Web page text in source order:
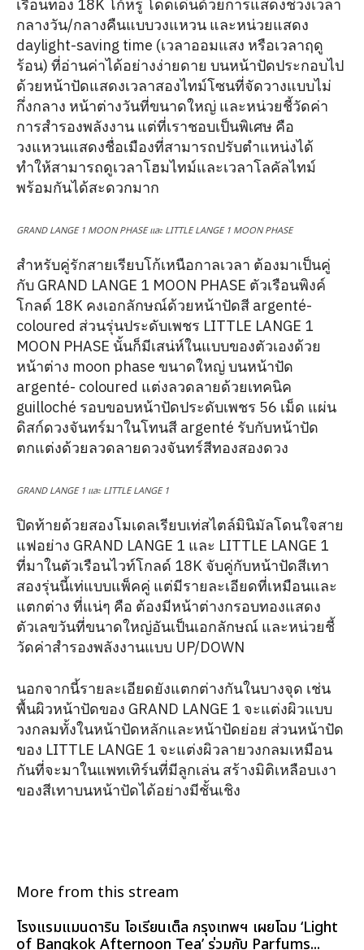
เรือนทอง 18K โก้หรู โดดเด่นด้วยการแสดงช่วงเวลา
กลางวัน/กลางคืนแบบวงแหวน และหน่วยแสดง
daylight-saving time (เวลาออมแสง หรือเวลาฤดู
ร้อน) ที่อ่านค่าได้อย่างง่ายดาย บนหน้าปัดประกอบไป
ด้วยหน้าปัดแสดงเวลาสองไทม์โซนที่จัดวางแบบไม่
กึ่งกลาง หน้าต่างวันที่ขนาดใหญ่ และหน่วยชี้วัดค่า
การสำรองพลังงาน แต่ที่เราชอบเป็นพิเศษ คือ
วงแหวนแสดงชื่อเมืองที่สามารถปรับตำแหน่งได้
ทำให้สามารถดูเวลาโฮมไทม์และเวลาโลคัลไทม์
พร้อมกันได้สะดวกมาก
GRAND LANGE 1 MOON PHASE และ LITTLE LANGE 1 MOON PHASE
สำหรับคู่รักสายเรียบโก้เหนือกาลเวลา ต้องมาเป็นคู่
กับ GRAND LANGE 1 MOON PHASE ตัวเรือนพิงค์
โกลด์ 18K คงเอกลักษณ์ด้วยหน้าปัดสี argenté-
coloured ส่วนรุ่นประดับเพชร LITTLE LANGE 1
MOON PHASE นั้นก็มีเสน่ห์ในแบบของตัวเองด้วย
หน้าต่าง moon phase ขนาดใหญ่ บนหน้าปัด
argenté- coloured แต่งลวดลายด้วยเทคนิค
guilloché รอบขอบหน้าปัดประดับเพชร 56 เม็ด แผ่น
ดิสก์ดวงจันทร์มาในโทนสี argenté รับกับหน้าปัด
ตกแต่งด้วยลวดลายดวงจันทร์สีทองสองดวง
GRAND LANGE 1 และ LITTLE LANGE 1
ปิดท้ายด้วยสองโมเดลเรียบเท่สไตล์มินิมัลโดนใจสาย
แฟอย่าง GRAND LANGE 1 และ LITTLE LANGE 1
ที่มาในตัวเรือนไวท์โกลด์ 18K จับคู่กับหน้าปัดสีเทา
สองรุ่นนี้เท่แบบแพ็คคู่ แต่มีรายละเอียดที่เหมือนและ
แตกต่าง ที่แน่ๆ คือ ต้องมีหน้าต่างกรอบทองแสดง
ตัวเลขวันที่ขนาดใหญ่อันเป็นเอกลักษณ์ และหน่วยชี้
วัดค่าสำรองพลังงานแบบ UP/DOWN
นอกจากนี้รายละเอียดยังแตกต่างกันในบางจุด เช่น
พื้นผิวหน้าปัดของ GRAND LANGE 1 จะแต่งผิวแบบ
วงกลมทั้งในหน้าปัดหลักและหน้าปัดย่อย ส่วนหน้าปัด
ของ LITTLE LANGE 1 จะแต่งผิวลายวงกลมเหมือน
กันที่จะมาในแพทเทิร์นที่มีลูกเล่น สร้างมิติเหลือบเงา
ของสีเทาบนหน้าปัดได้อย่างมีชั้นเชิง
More from this stream
โรงแรมแมนดาริน โอเรียนเต็ล กรุงเทพฯ เผยโฉม ‘Light
of Bangkok Afternoon Tea’ ร่วมกับ Parfums...